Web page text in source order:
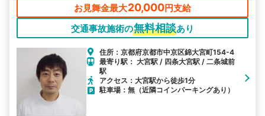
お見舞金最大20,000円支給
交通事故施術の無料相談あり
住所：京都府京都市中京区錦大宮町154-4
最寄り駅： 大宮駅 / 四条大宮駅 / 二条城前
駅
アクセス：大宮駅から徒歩1分
駐車場：無（近隣コインパーキングあり）